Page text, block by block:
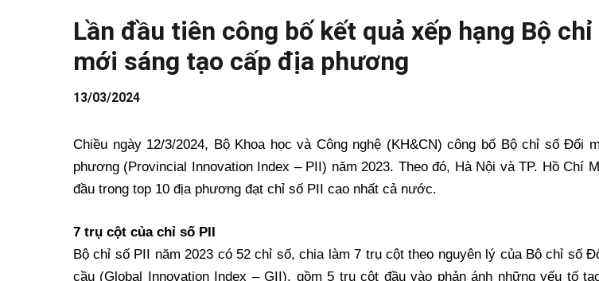
Lần đầu tiên công bố kết quả xếp hạng Bộ
mới sáng tạo cấp địa phương
13/03/2024
Chiều ngày 12/3/2024, Bộ Khoa học và Công nghệ (KH&CN) công bố Bộ chỉ số Đổi
phương (Provincial Innovation Index – PII) năm 2023. Theo đó, Hà Nội và TP. Hồ Chí
đầu trong top 10 địa phương đạt chỉ số PII cao nhất cả nước.
7 trụ cột của chỉ số PII
Bộ chỉ số PII năm 2023 có 52 chỉ số, chia làm 7 trụ cột theo nguyên lý của Bộ chỉ số
cầu (Global Innovation Index – GII), gồm 5 trụ cột đầu vào phản ánh những yếu tố